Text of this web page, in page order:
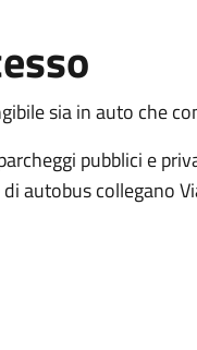
sia in auto che
pubblici e
autobus collegano